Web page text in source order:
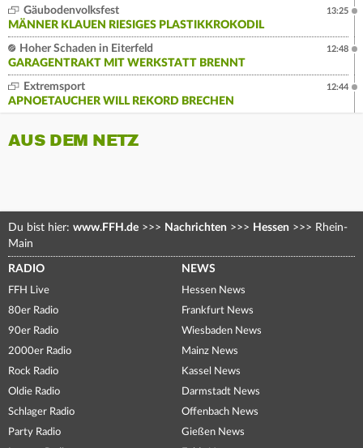
Gäubodenvolksfest
MÄNNER KLAUEN RIESIGES PLASTIKKROKODIL
13:25
Hoher Schaden in Eiterfeld
GARAGENTRAKT MIT WERKSTATT BRENNT
12:48
Extremsport
APNOETAUCHER WILL REKORD BRECHEN
12:44
AUS DEM NETZ
Du bist hier: www.FFH.de >>> Nachrichten >>> Hessen >>> Rhein-
Main
RADIO
FFH Live
80er Radio
90er Radio
2000er Radio
Rock Radio
Oldie Radio
Schlager Radio
Party Radio
NEWS
Hessen News
Frankfurt News
Wiesbaden News
Mainz News
Kassel News
Darmstadt News
Offenbach News
Gießen News